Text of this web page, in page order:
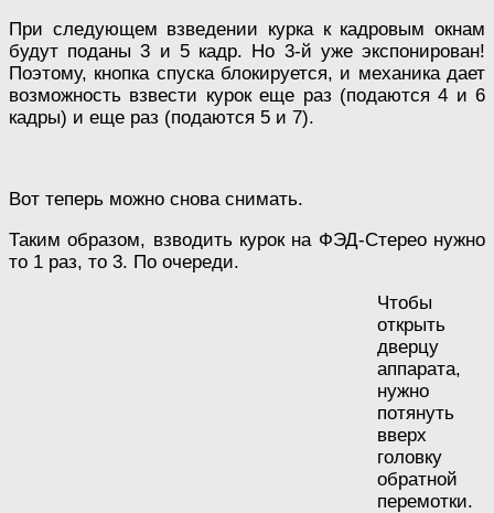
При следующем взведении курка к кадровым окнам
будут поданы 3 и 5 кадр. Но 3-й уже экспонирован!
Поэтому, кнопка спуска блокируется, и механика дает
возможность взвести курок еще раз (подаются 4 и 6
кадры) и еще раз (подаются 5 и 7).
Вот теперь можно снова снимать.
Таким образом, взводить курок на ФЭД-Стерео нужно
то 1 раз, то 3. По очереди.
Чтобы
открыть
дверцу
аппарата,
нужно
потянуть
вверх
головку
обратной
перемотки.